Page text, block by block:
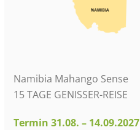
Namibia Mahango Sense
15 TAGE GENISSER-REISE
Termin 31.08. – 14.09.2027